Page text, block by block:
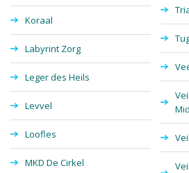
Koraal
Labyrint Zorg
Leger des Heils
Levvel
Loofles
MKD De Cirkel